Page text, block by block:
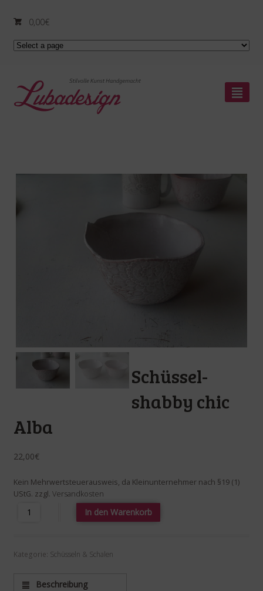
0,00€
²
Schüssel-
shabby chic
Alba
22,00€
Kein Mehrwertsteuerausweis, da Kleinunternehmer nach §19 (1)
UStG. zzgl. Versandkosten
Schüssel- shabby chic Alba Menge
In den Warenkorb
Kategorie: Schüsseln & Schalen
Beschreibung